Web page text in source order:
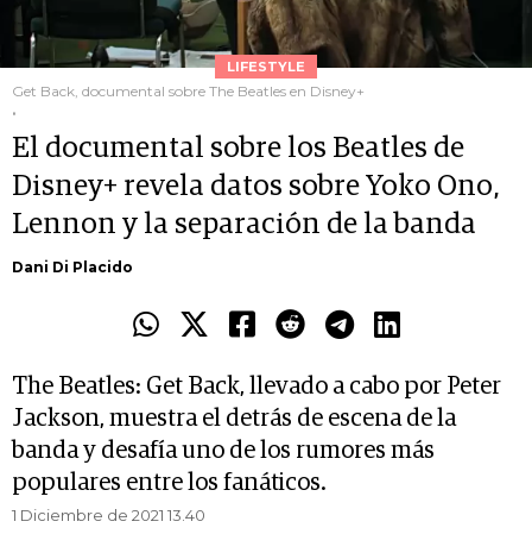
LIFESTYLE
Get Back, documental sobre The Beatles en Disney+
.
El documental sobre los Beatles de
Disney+ revela datos sobre Yoko Ono,
Lennon y la separación de la banda
Dani Di Placido
The Beatles: Get Back, llevado a cabo por Peter
Jackson, muestra el detrás de escena de la
banda y desafía uno de los rumores más
populares entre los fanáticos.
1 Diciembre de 2021 13.40